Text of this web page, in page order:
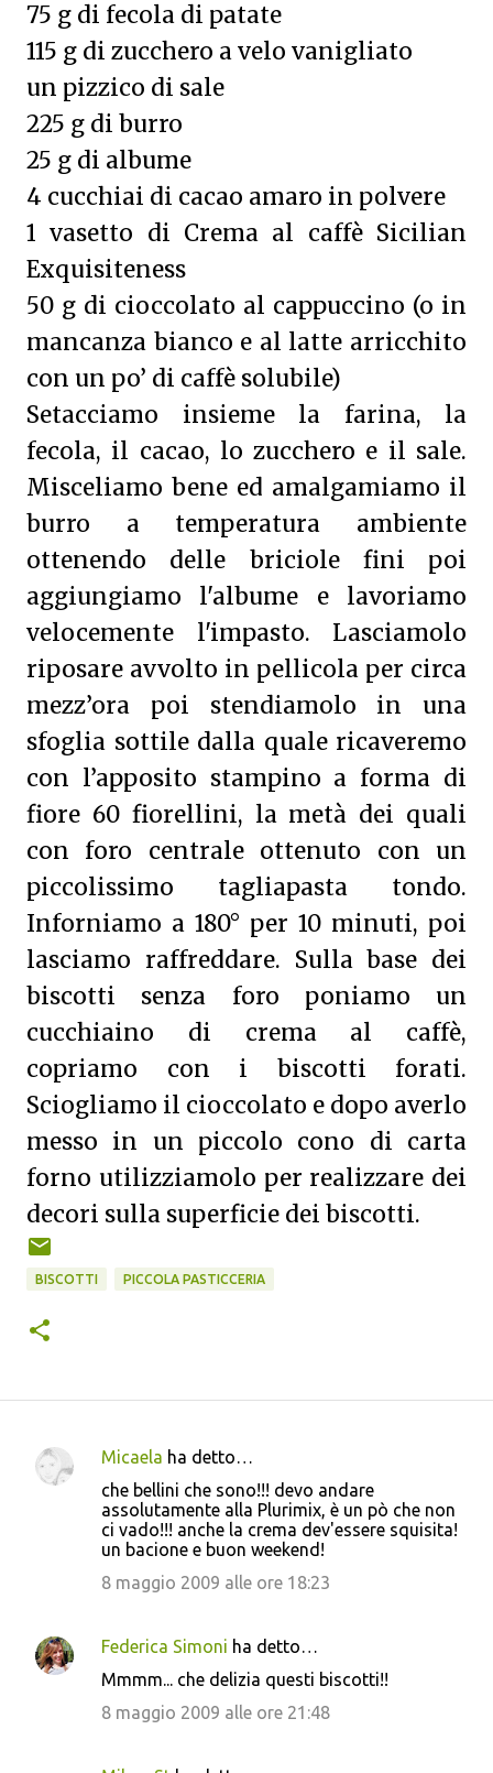
75 g di fecola di patate
115 g di zucchero a velo vanigliato
un pizzico di sale
225 g di burro
25 g di albume
4 cucchiai di cacao amaro in polvere
1 vasetto di Crema al caffè Sicilian
Exquisiteness
50 g di cioccolato al cappuccino (o in
mancanza bianco e al latte arricchito
con un po’ di caffè solubile)
Setacciamo insieme la farina, la
fecola, il cacao, lo zucchero e il sale.
Misceliamo bene ed amalgamiamo il
burro a temperatura ambiente
ottenendo delle briciole fini poi
aggiungiamo l'albume e lavoriamo
velocemente l'impasto. Lasciamolo
riposare avvolto in pellicola per circa
mezz’ora poi stendiamolo in una
sfoglia sottile dalla quale ricaveremo
con l’apposito stampino a forma di
fiore 60 fiorellini, la metà dei quali
con foro centrale ottenuto con un
piccolissimo tagliapasta tondo.
Inforniamo a 180° per 10 minuti, poi
lasciamo raffreddare. Sulla base dei
biscotti senza foro poniamo un
cucchiaino di crema al caffè,
copriamo con i biscotti forati.
Sciogliamo il cioccolato e dopo averlo
messo in un piccolo cono di carta
forno utilizziamolo per realizzare dei
decori sulla superficie dei biscotti.
BISCOTTI PICCOLA PASTICCERIA
C
t
Micaela ha detto…
che bellini che sono!!! devo andare
assolutamente alla Plurimix, è un pò che non
ci vado!!! anche la crema dev'essere squisita!
un bacione e buon weekend!
8 maggio 2009 alle ore 18:23
Federica Simoni ha detto…
Mmmm... che delizia questi biscotti!!
8 maggio 2009 alle ore 21:48